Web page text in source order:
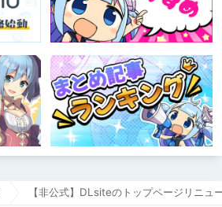
【非公式】DLsiteのトップページリニ